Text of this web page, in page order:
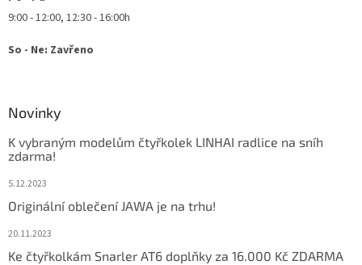
9:00 - 12:00, 12:30 - 16:00h
So - Ne: Zavřeno
Novinky
K vybraným modelům čtyřkolek LINHAI radlice na sníh
zdarma!
5.12.2023
Originální oblečení JAWA je na trhu!
20.11.2023
Ke čtyřkolkám Snarler AT6 doplňky za 16.000 Kč ZDARMA